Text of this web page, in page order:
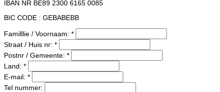
IBAN NR BE89 2300 6165 0085
BIC CODE : GEBABEBB
Familllie / Voornaam: *
Straat / Huis nr: *
Postnr / Gemeente: *
Land: *
E-mail: *
Tel nummer: